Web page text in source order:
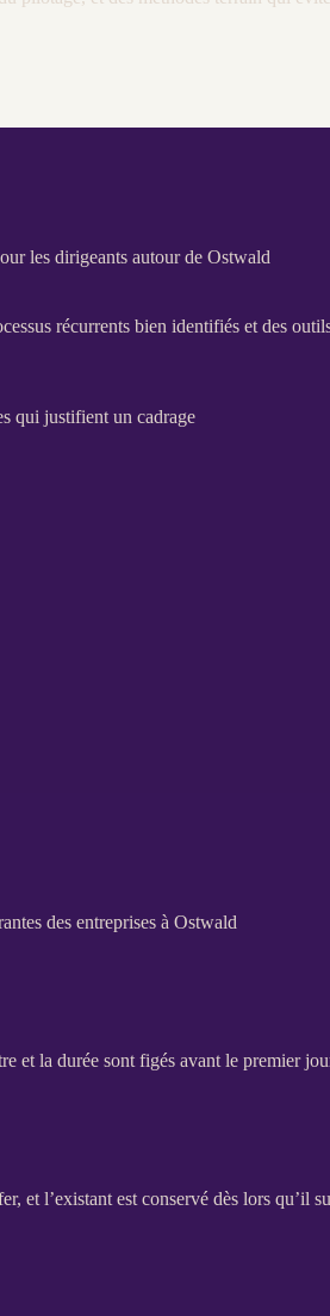
les dirigeants autour de Ostwald
récurrents bien identifiés et des
qui justifient un cadrage
des entreprises à Ostwald
et la durée sont figés avant le premier
et l’existant est conservé dès lors qu’il